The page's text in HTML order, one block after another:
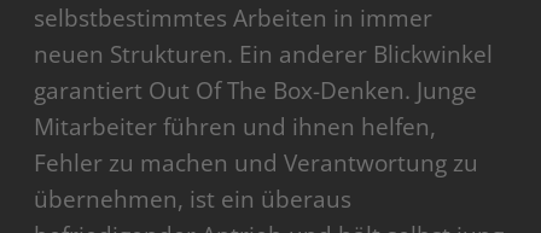
selbstbestimmtes Arbeiten in immer
neuen Strukturen. Ein anderer Blickwinkel
garantiert Out Of The Box-Denken. Junge
Mitarbeiter führen und ihnen helfen,
Fehler zu machen und Verantwortung zu
übernehmen, ist ein überaus